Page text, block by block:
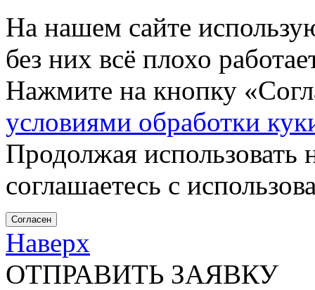
На нашем сайте
без них всё плохо
Нажмите на кнопку
условиями обработки
Продолжая использовать
соглашаетесь с
Согласен
Наверх
ОТПРАВИТЬ ЗАЯВКУ